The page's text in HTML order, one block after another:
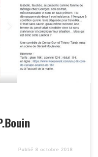
Publié8 octobre 2018